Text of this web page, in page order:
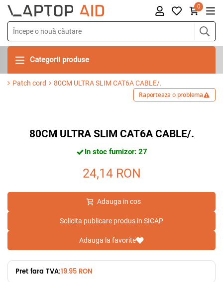
0
Categorii produse
Patch cord 80CM ULTRA SLIM CAT6A CABLE/.
Raporteaza o problema
80CM ULTRA SLIM CAT6A CABLE/.
In stoc furnizor: 27
24,14 RON
Adauga in cos
Solicita publicare produs in SICAP
Adauga la favorite
Pret fara TVA:19.95 RON